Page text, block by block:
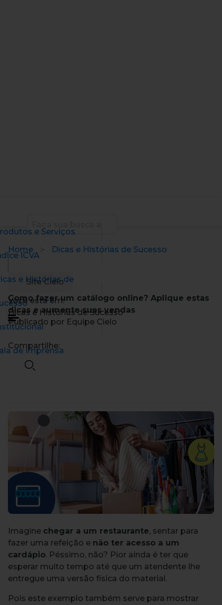
Site Cielo
e Serviços
ICVA
e Histórias de
de Imprensa
Home Dicas e Histórias de Sucesso
Você está em:
Dicas e Histórias de Sucesso
Como fazer um catálogo online? Aplique estas
dicas e aumente suas vendas
Publicado por Equipe Cielo
Compartilhe:
Imagine chegar a um restaurante, sentar para
fazer uma refeição e não ter acesso a um
cardápio. Péssimo, não? Pior ainda é ter que
esperar muito tempo até que um atendente lhe
entregue uma versão física do material.
Pois este exemplo também serve para mostrar